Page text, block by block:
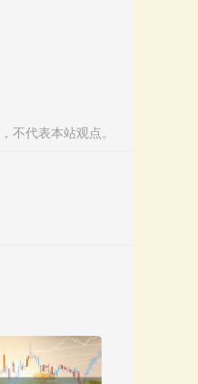
不代表本站观点。